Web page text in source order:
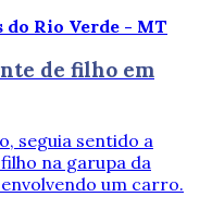
do Rio Verde - MT
de filho em
seguia sentido a
na garupa da
um carro.